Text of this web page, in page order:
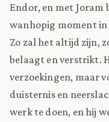
Endor, en met Joram
wanhopig moment in
Zo zal het altijd zijn,
belaagt en verstrikt.
verzoekingen, maar
duisternis en
werk te doen, en hij